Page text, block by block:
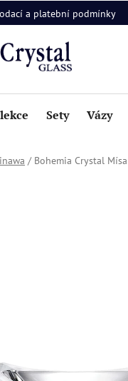
a platební podmínky
Sety Vázy
/ Bohemia Crystal